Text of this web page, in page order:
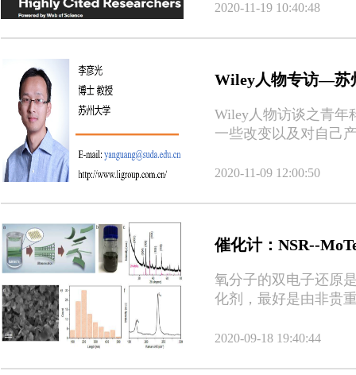
2020-11-19 10:40:48
Wiley人物专访—苏
Wiley人物访谈之青年
一些改变以及对自己
（Don’t be satisfied
2020-11-09 12:00:50
催化计：NSR--
氧分子的双电子还原
化剂，最好是由非贵
酸性介质中电化学产
2020-09-18 19:40:44